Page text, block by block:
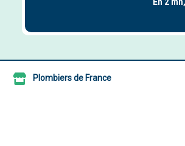
Plombiers de France